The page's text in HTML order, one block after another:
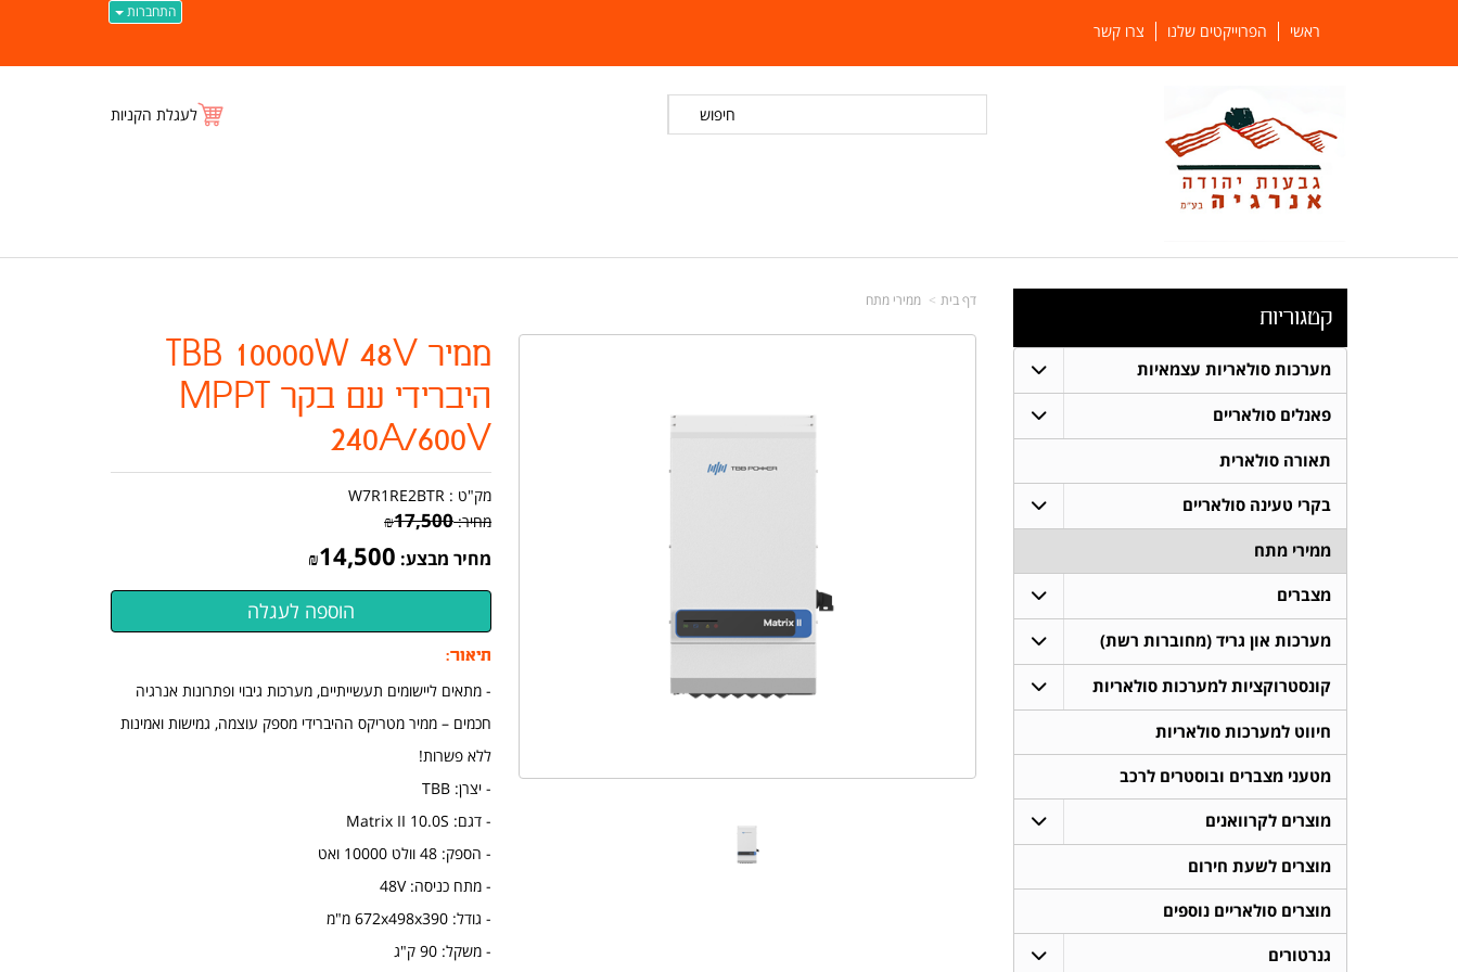
התחברות
ראשי הפרוייקטים שלנו צרו קשר
חיפוש לעגלת הקניות
דף בית ממירי מתח
ממיר TBB 10000W 48V
היברידי עם בקר MPPT
240A/600V
מק"ט : W7R1RE2BTR
מחיר:
₪17,500
מחיר מבצע: ₪14,500
תיאור:
- מתאים ליישומים תעשייתיים, מערכות גיבוי ופתרונות אנרגיה
חכמים – ממיר מטריקס ההיברידי מספק עוצמה, גמישות ואמינות
ללא פשרות!
- יצרן: TBB
- דגם: Matrix II 10.0S
- הספק: 48 וולט 10000 ואט
- מתח כניסה: 48V
- גודל: 672x498x390 מ"מ
- משקל: 90 ק"ג
קטגוריות
מערכות סולאריות עצמאיות
פאנלים סולאריים
תאורה סולארית
בקרי טעינה סולאריים
ממירי מתח
מצברים
מערכות און גריד (מחוברות רשת)
קונסטרוקציות למערכות סולאריות
חיווט למערכות סולאריות
מטעני מצברים ובוסטרים לרכב
מוצרים לקרוואנים
מוצרים לשעת חירום
מוצרים סולאריים נוספים
גנרטורים